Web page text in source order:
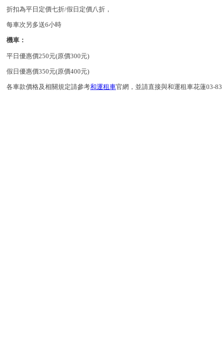
折扣為平日定價七折/假日定價八折，
每車次另多送6小時
機車：
平日優惠價250元(原價300元)
假日優惠價350元(原價400元)
各車款價格及相關規定請參考和運租車官網，並請直接與和運租車花蓮03-